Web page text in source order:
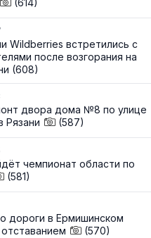
Wildberries встретились с
после возгорания на
(608)
двора дома №8 по улице
Рязани
(587)
чемпионат области по
(581)
дороги в Ермишинском
(570)